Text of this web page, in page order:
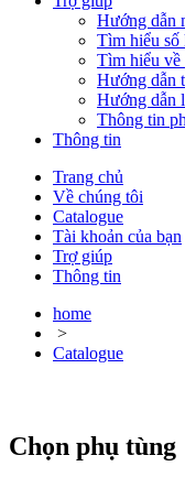
Hướng dẫn
Tìm hiểu
Tìm hiểu
Hướng dẫn
Hướng dẫn
Thông tin
Thông tin
Trang chủ
Về chúng tôi
Catalogue
Tài khoản của bạn
Trợ giúp
Thông tin
home
>
Catalogue
Chọn phụ tùng